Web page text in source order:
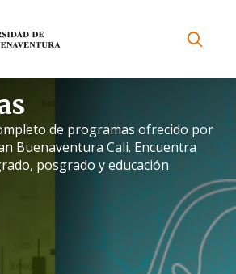
de programas ofrecido por
Buenaventura Cali. Encuentra
posgrado y educación